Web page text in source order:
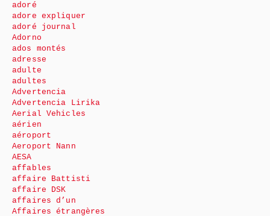
adoré
adore expliquer
adoré journal
Adorno
ados montés
adresse
adulte
adultes
Advertencia
Advertencia Lirika
Aerial Vehicles
aérien
aéroport
Aeroport Nann
AESA
affables
affaire Battisti
affaire DSK
affaires d’un
Affaires étrangères